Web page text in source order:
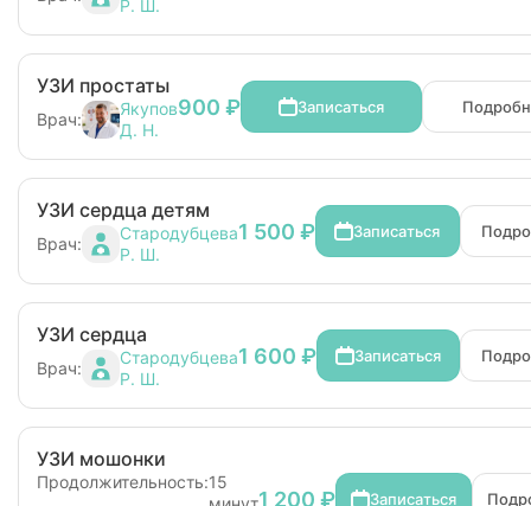
Р. Ш.
УЗИ простаты
Врач:
Якупов
Д. Н.
900 ₽ Записаться
УЗИ сердца детям
Врач:
Стародубцева
Р. Ш.
1 500 ₽ Записаться
УЗИ сердца
Врач:
Стародубцева
Р. Ш.
1 600 ₽ Записаться
УЗИ мошонки
Продолжительность:15
1 200 ₽ Записаться